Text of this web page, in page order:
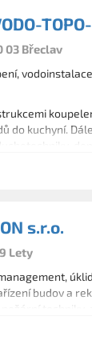
03 Břeclav
do kuchyní.
s.r.o.
Lety
budov a
dalšího.